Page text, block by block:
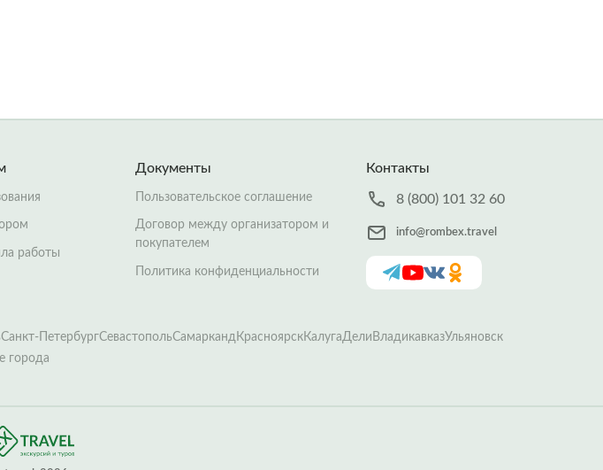
работы
Документы
Пользовательское соглашение
Договор между организатором и
покупателем
Политика конфиденциальности
Контакты
8 (800) 101 32 60
info@rombex.travel
Санкт-ПетербургСевастопольСамаркандКрасноярскКалугаДели ВладикавказУльяновск
города